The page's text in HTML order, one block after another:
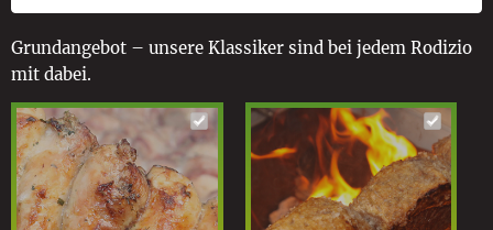
Grundangebot – unsere Klassiker sind bei jedem Rodizio
mit dabei.